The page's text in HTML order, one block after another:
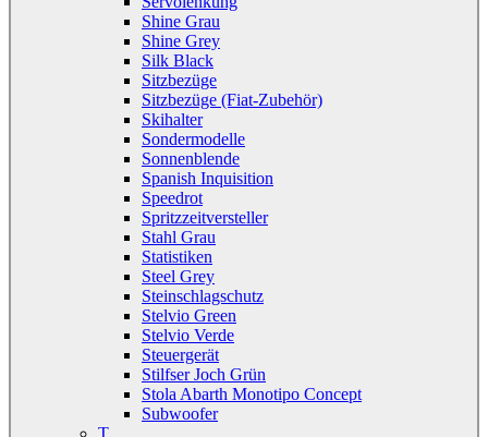
Shine Grau
Shine Grey
Silk Black
Sitzbezüge
Sitzbezüge (Fiat-Zubehör)
Skihalter
Sondermodelle
Sonnenblende
Spanish Inquisition
Speedrot
Spritzzeitversteller
Stahl Grau
Statistiken
Steel Grey
Steinschlagschutz
Stelvio Green
Stelvio Verde
Steuergerät
Stilfser Joch Grün
Stola Abarth Monotipo Concept
Subwoofer
T